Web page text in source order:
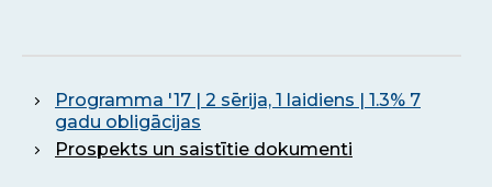
Programma '17 | 2 sērija, 1 laidiens | 1.3% 7
gadu obligācijas
Prospekts un saistītie dokumenti